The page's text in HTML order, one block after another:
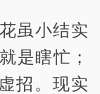
虽小结实
是瞎忙；
招。现实